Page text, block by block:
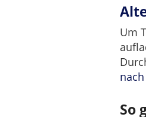
Um
So